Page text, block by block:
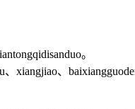
。
xiangjiao、